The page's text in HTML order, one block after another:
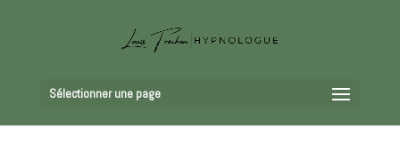
Sélectionner une page